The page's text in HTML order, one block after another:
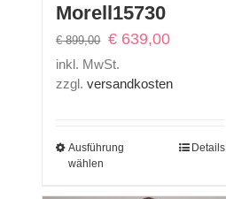
Morell15730
€899,00 Ursprünglicher
Preis
war:
€ 639,00Aktueller
inkl. MwSt.
zzgl.versandkosten
Ausführung
wählen
Details